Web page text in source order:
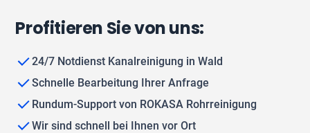
Profitieren Sie von uns:
24/7 Notdienst Kanalreinigung in Wald
Schnelle Bearbeitung Ihrer Anfrage
Rundum-Support von ROKASA Rohrreinigung
Wir sind schnell bei Ihnen vor Ort